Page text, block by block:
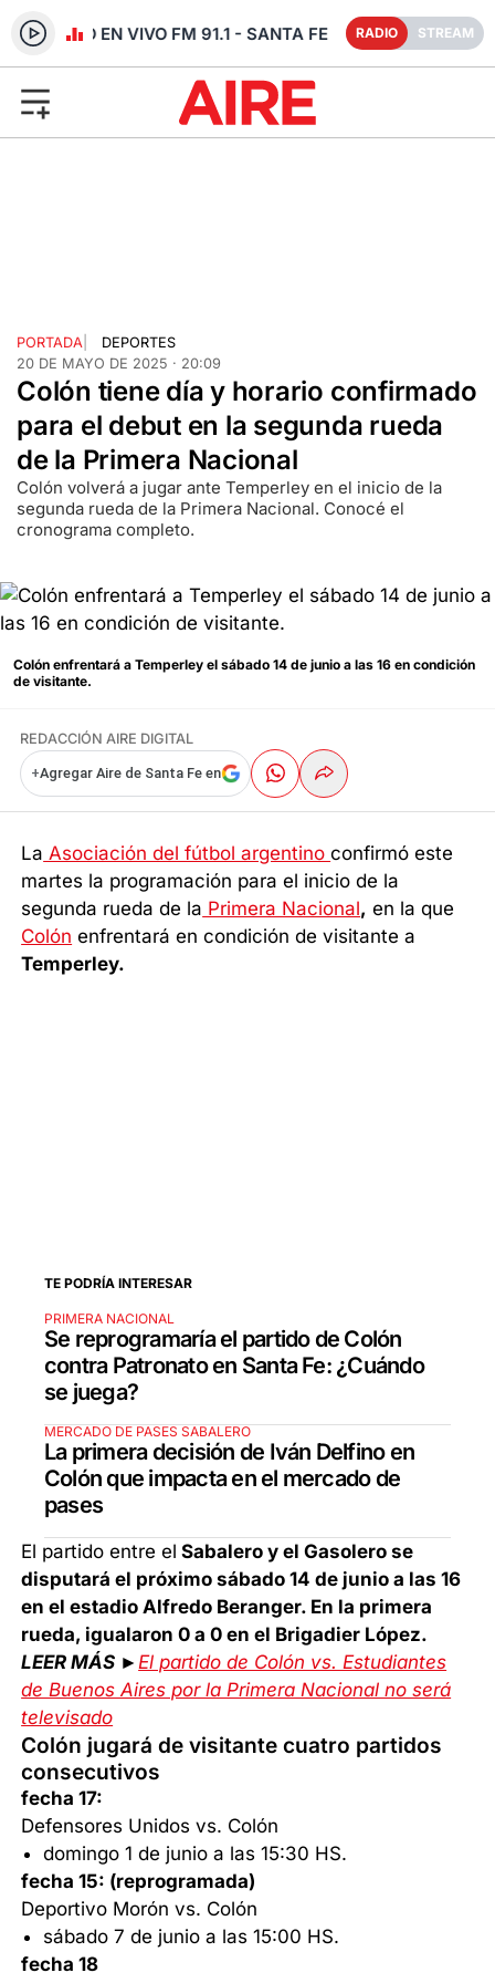
RADIO EN VIVO FM 91.1 - SANTA FE RADIO STREAM
PORTADA
DEPORTES
20 DE MAYO DE 2025 · 20:09
Colón tiene día y horario confirmado
para el debut en la segunda rueda
de la Primera Nacional
Colón volverá a jugar ante Temperley en el inicio de la
segunda rueda de la Primera Nacional. Conocé el
cronograma completo.
Colón enfrentará a Temperley el sábado 14 de junio a las 16 en condición
de visitante.
REDACCIÓN AIRE DIGITAL
+Agregar Aire de Santa Fe en
La Asociación del fútbol argentinoconfirmó este
martes la programación para el inicio de la
segunda rueda de la Primera Nacional, en la que
Colón enfrentará en condición de visitante a
Temperley.
TE PODRÍA INTERESAR
PRIMERA NACIONAL
Se reprogramaría el partido de Colón
contra Patronato en Santa Fe: ¿Cuándo
se juega?
MERCADO DE PASES SABALERO
La primera decisión de Iván Delfino en
Colón que impacta en el mercado de
pases
El partido entre el Sabalero y el Gasolero se
disputará el próximo sábado 14 de junio a las 16
en el estadio Alfredo Beranger. En la primera
rueda, igualaron 0 a 0 en el Brigadier López.
LEER MÁS ►El partido de Colón vs. Estudiantes
de Buenos Aires por la Primera Nacional no será
televisado
Colón jugará de visitante cuatro partidos
consecutivos
fecha 17:
Defensores Unidos vs. Colón
domingo 1 de junio a las 15:30 HS.
fecha 15: (reprogramada)
Deportivo Morón vs. Colón
sábado 7 de junio a las 15:00 HS.
fecha 18